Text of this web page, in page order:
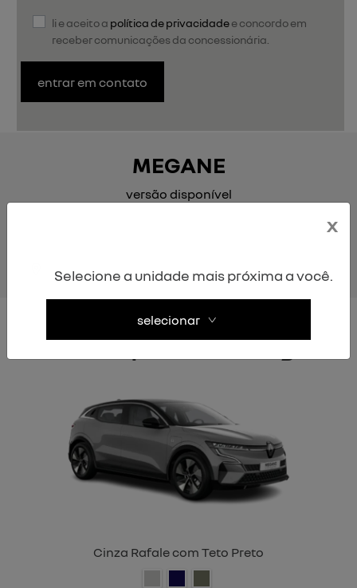
li e aceito a política de privacidadee concordo em
receber comunicações da concessionária.
entrar em contato
MEGANE
versão disponível
EV60 Optimum Charge
Cinza Rafale com Teto Preto
x
Selecione a unidade mais próxima a você.
selecionar